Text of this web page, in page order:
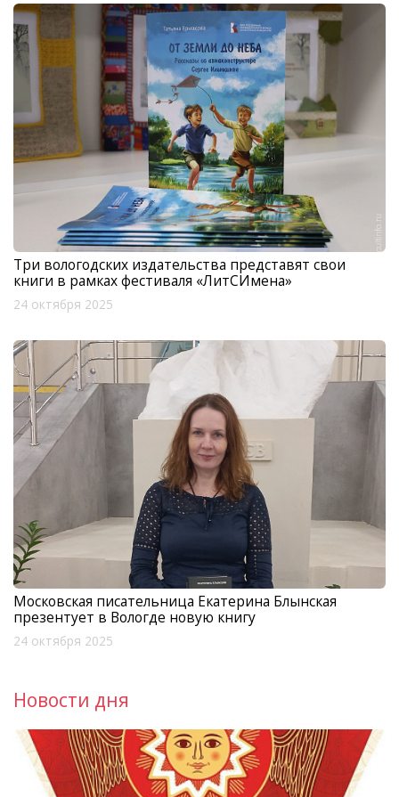
Три вологодских издательства представят свои
книги в рамках фестиваля «ЛитСИмена»
24 октября 2025
Московская писательница Екатерина Блынская
презентует в Вологде новую книгу
24 октября 2025
Новости дня